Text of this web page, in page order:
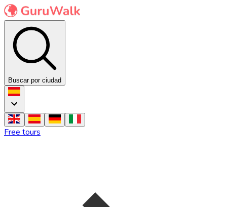
Buscar por ciudad
Free tours